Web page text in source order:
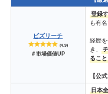
ビズリーチ
(4.9)
＃市場価値UP
登録
も有
経歴
き、
るこ
【公
日本